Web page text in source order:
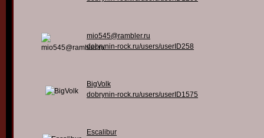
mio545@rambler.ru
dobrynin-rock.ru/users/userID258
BigVolk
dobrynin-rock.ru/users/userID1575
Escalibur